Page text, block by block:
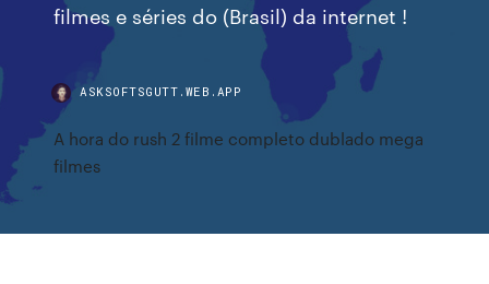
filmes e séries do (Brasil) da internet !
ASKSOFTSGUTT.WEB.APP
A hora do rush 2 filme completo dublado mega
filmes